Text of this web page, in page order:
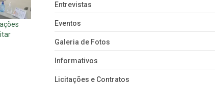
Entrevistas
Eventos
Galeria de Fotos
Informativos
Licitações e Contratos